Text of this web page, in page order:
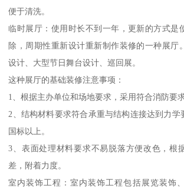
便于清洗。
临时展厅：使用时长不到一年，更新的方式是
除，周期性重新设计重新制作装修的一种展厅
设计、大型节日舞台设计、巡回展。
这种展厅的基础装修注意事项：
1、根据主办单位和场地要求，采用符合消防要
2、结构材料要求符合承重与结构连接达到力学
国标以上。
3、表面处理材料要求不易脱落方便改色，根
差，附着力度。
室内装饰工程：室内装饰工程包括展览装饰